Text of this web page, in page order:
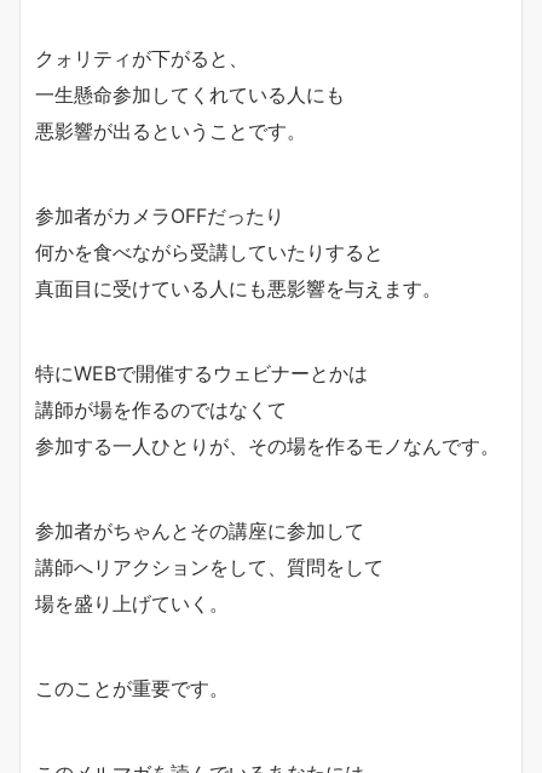
クォリティが下がると、
一生懸命参加してくれている人にも
悪影響が出るということです。
参加者がカメラOFFだったり
何かを食べながら受講していたりすると
真面目に受けている人にも悪影響を与えます。
特にWEBで開催するウェビナーとかは
講師が場を作るのではなくて
参加する一人ひとりが、その場を作るモノなんです。
参加者がちゃんとその講座に参加して
講師へリアクションをして、質問をして
場を盛り上げていく。
このことが重要です。